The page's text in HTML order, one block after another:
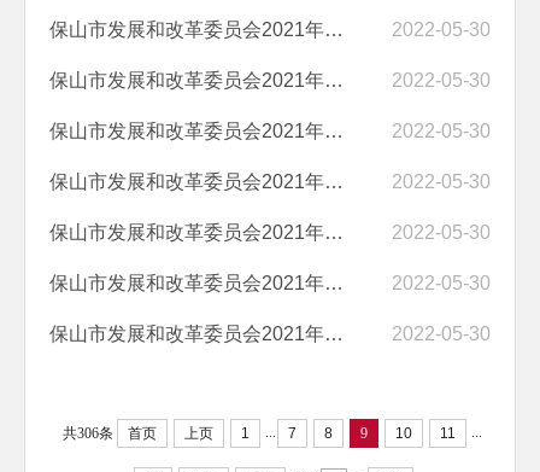
保山市发展和改革委员会2021年度项目绩效自评报告（保山市固定资产投资... 2022-05-30
保山市发展和改革委员会2021年度项目绩效自评报告（2021年人才开发培养... 2022-05-30
保山市发展和改革委员会2021年度项目绩效自评报告（2021年省级食品安全... 2022-05-30
保山市发展和改革委员会2021年度项目绩效自评报告（2021年农产品成本调... 2022-05-30
保山市发展和改革委员会2021年度项目绩效自评报告（粮食部门食品安全抽... 2022-05-30
保山市发展和改革委员会2021年度项目绩效自评报告（粮食部门食品安全抽... 2022-05-30
保山市发展和改革委员会2021年度项目绩效自评报告（2020年度“绿色食品... 2022-05-30
共306条 首页 上页 1 ... 7 8 9 10 11 ...